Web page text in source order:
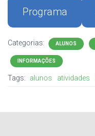
Programa
Categorias: ALUNOS
INFORMAÇÕES
Tags: alunos atividades